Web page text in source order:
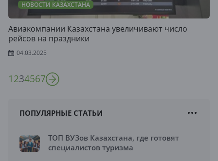
НОВОСТИ КАЗАХСТАНА
Aвиакомпании Казахстана увеличивают число
рейсов на праздники
04.03.2025
1234567
ПОПУЛЯРНЫЕ СТАТЬИ
ТОП ВУЗов Казахстана, где готовят
специалистов туризма